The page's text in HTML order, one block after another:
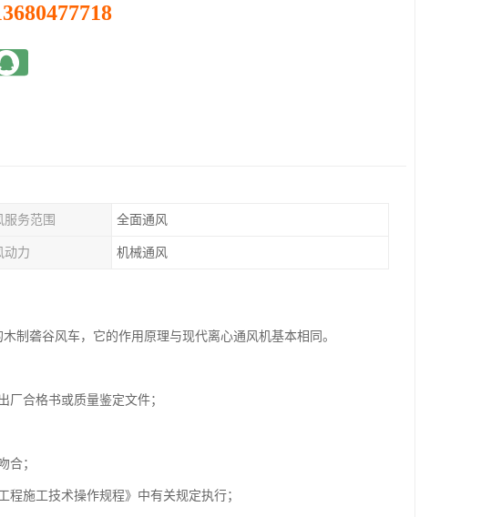
服务范围 全面通风
动力 机械通风
制砻谷风车，它的作用原理与现代离心通风机基本相同。
合格书或质量鉴定文件；
合；
施工技术操作规程》中有关规定执行；